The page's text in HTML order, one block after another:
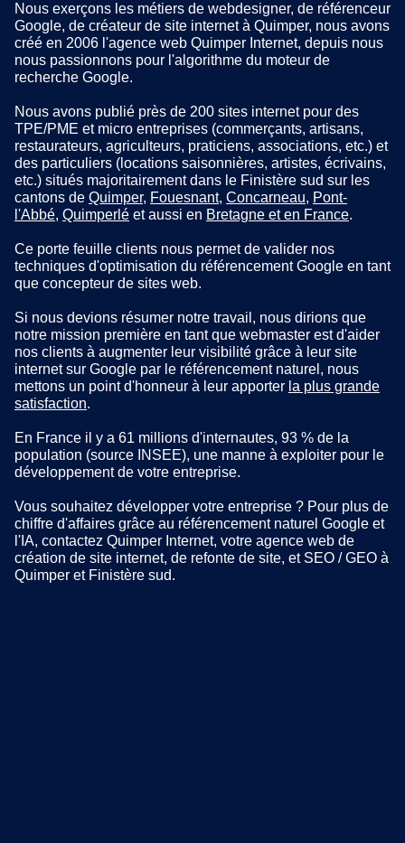
Nous exerçons les métiers de webdesigner, de référenceur
Google, de créateur de site internet à Quimper, nous avons
créé en 2006 l'agence web Quimper Internet, depuis nous
nous passionnons pour l'algorithme du moteur de
recherche Google.
Nous avons publié près de 200 sites internet pour des
TPE/PME et micro entreprises (commerçants, artisans,
restaurateurs, agriculteurs, praticiens, associations, etc.) et
des particuliers (locations saisonnières, artistes, écrivains,
etc.) situés majoritairement dans le Finistère sud sur les
cantons de Quimper, Fouesnant, Concarneau, Pont-
l'Abbé, Quimperlé et aussi en Bretagne et en France.
Ce porte feuille clients nous permet de valider nos
techniques d'optimisation du référencement Google en tant
que concepteur de sites web.
Si nous devions résumer notre travail, nous dirions que
notre mission première en tant que webmaster est d'aider
nos clients à augmenter leur visibilité grâce à leur site
internet sur Google par le référencement naturel, nous
mettons un point d'honneur à leur apporter la plus grande
satisfaction.
En France il y a 61 millions d'internautes, 93 % de la
population (source INSEE), une manne à exploiter pour le
développement de votre entreprise.
Vous souhaitez développer votre entreprise ? Pour plus de
chiffre d'affaires grâce au référencement naturel Google et
l'IA, contactez Quimper Internet, votre agence web de
création de site internet, de refonte de site, et SEO / GEO à
Quimper et Finistère sud.